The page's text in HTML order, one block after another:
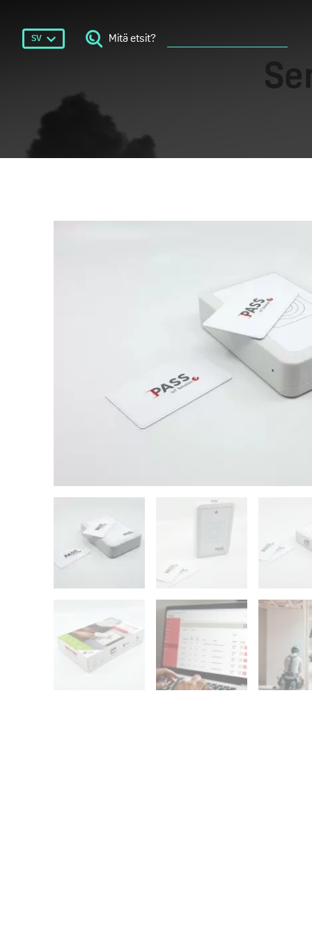
SV Mitä etsit?